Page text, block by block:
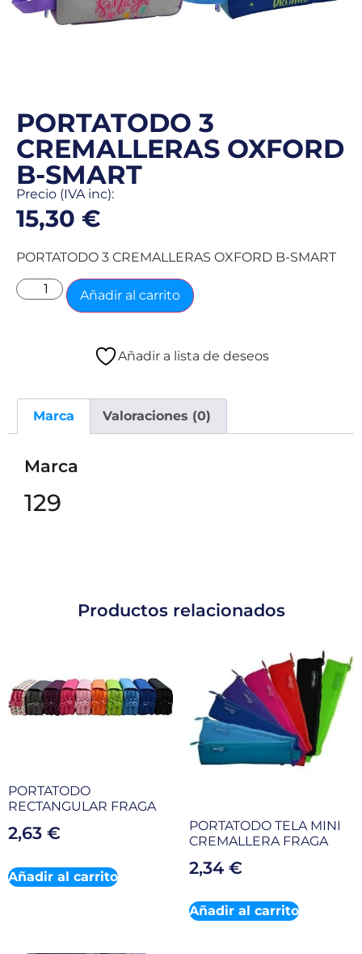
PORTATODO 3
CREMALLERAS OXFORD
B-SMART
Precio (IVA inc):
15,30 €
PORTATODO 3 CREMALLERAS OXFORD B-SMART
Añadir al carrito
Añadir a lista de deseos
Marca Valoraciones (0)
Marca
129
Productos relacionados
PORTATODO
RECTANGULAR FRAGA
2,63 €
Añadir al carrito
PORTATODO TELA MINI
CREMALLERA FRAGA
2,34 €
Añadir al carrito